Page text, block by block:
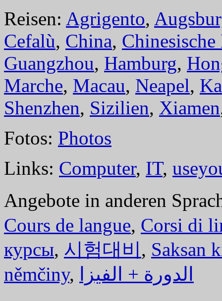
Reisen: Agrigento,
Cefalù, China, Chinesische
Guangzhou, Hamburg,
Marche, Macau, Neapel,
Shenzhen, Sizilien, Xiamen
Fotos: Photos
Links: Computer, IT,
Angebote in anderen
Cours de langue, Corsi di
курсы, 시험대비, Saksan
němčiny, الدورة + الفيزا